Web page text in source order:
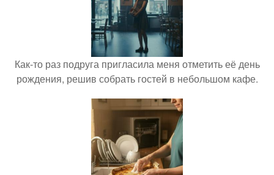
Как-то раз подруга пригласила меня отметить её день
рождения, решив собрать гостей в небольшом кафе.